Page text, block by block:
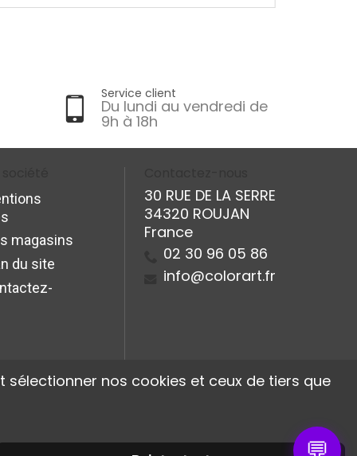
Service client
Du lundi au vendredi de
9h à 18h
magasins
du site
30 RUE DE LA SERRE
34320 ROUJAN
France
02 30 96 05 86
info@colorart.fr
💬
nos cookies et ceux de tiers que